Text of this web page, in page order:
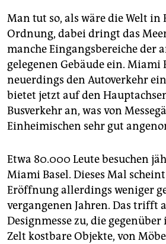
Man tut so, als wäre die Welt in
Ordnung, dabei dringt das
manche Eingangsbereiche der
gelegenen Gebäude ein. Miami
neuerdings den Autoverkehr
bietet jetzt auf den
Busverkehr an, was von
Einheimischen sehr gut
Etwa 80.000 Leute besuchen
Miami Basel. Dieses Mal
Eröffnung allerdings weniger
vergangenen Jahren. Das trifft
Designmesse zu, die
Zelt kostbare Objekte, von